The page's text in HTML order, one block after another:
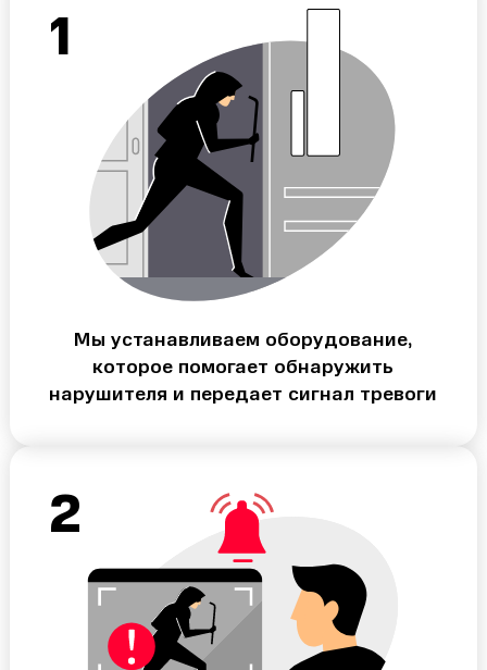
1
Мы устанавливаем оборудование,
которое помогает обнаружить
нарушителя и передает сигнал тревоги
2